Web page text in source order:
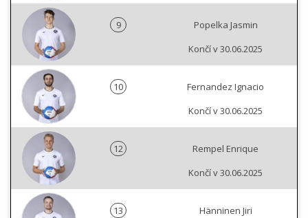
9
Popelka Jasmin
Končí v 30.06.2025
10
Fernandez Ignacio
Končí v 30.06.2025
12
Rempel Enrique
Končí v 30.06.2025
13
Hänninen Jiri